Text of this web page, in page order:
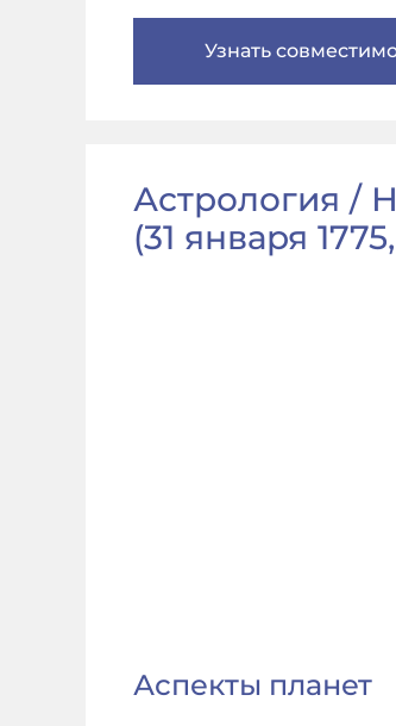
Астрология /
(31 января
Аспекты планет